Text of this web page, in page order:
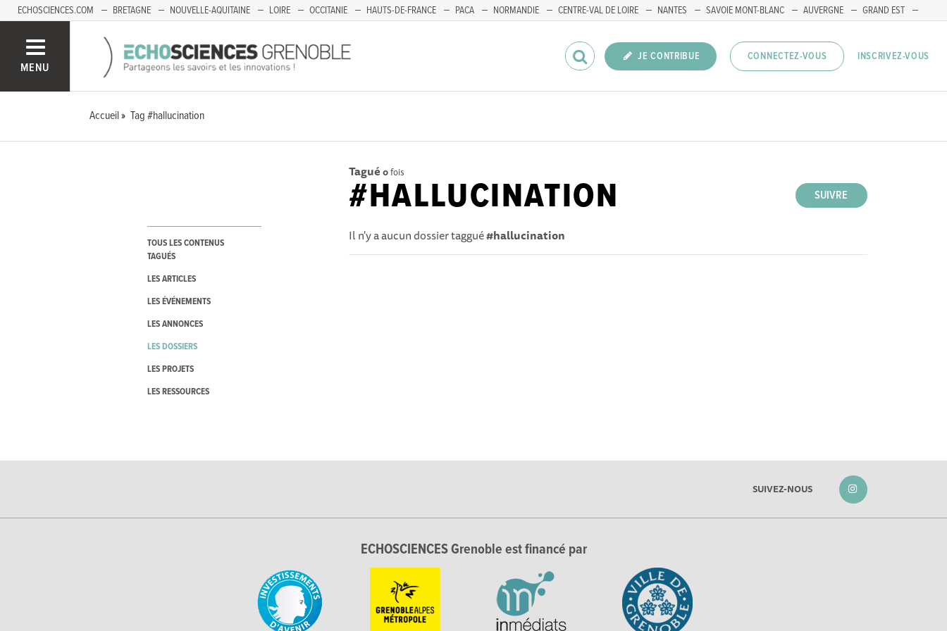
ECHOSCIENCES.COM BRETAGNE NOUVELLE-AQUITAINE LOIRE OCCITANIE HAUTS-DE-FRANCE PACA NORMANDIE CENTRE-VAL DE LOIRE NANTES SAVOIE MONT-BLANC AUVERGNE
GRAND EST
MENU
JE CONTRIBUE CONNECTEZ-VOUS INSCRIVEZ-VOUS
Accueil Tag #hallucination
TOUS LES CONTENUS
TAGUÉS
LES ARTICLES
LES ÉVÉNEMENTS
LES ANNONCES
LES DOSSIERS
LES PROJETS
LES RESSOURCES
Tagué 0fois
SUIVRE
#HALLUCINATION
Il n'y a aucun dossier taggué#hallucination
SUIVEZ-NOUS
ECHOSCIENCES Grenoble est financé par